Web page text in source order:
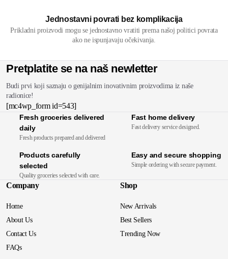
Jednostavni povrati bez komplikacija
Prikladni proizvodi mogu se jednostavno vratiti prema našoj politici povrata
ako ne ispunjavaju očekivanja.
Pretplatite se na naš newletter
Budi prvi koji saznaju o genijalnim inovativnim proizvodima iz naše
radionice!
[mc4wp_form id=543]
Fresh groceries delivered
daily
Fresh products prepared and delivered
Fast home delivery
Fast delivery service designed.
Products carefully
selected
Quality groceries selected with care.
Easy and secure shopping
Simple ordering with secure payment.
Company
Home
About Us
Contact Us
FAQs
Shop
New Arrivals
Best Sellers
Trending Now